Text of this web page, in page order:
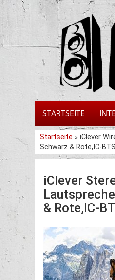
STARTSEITE
Startseite » iClever
Schwarz & Rote,IC-
iClever
& Rote,IC-